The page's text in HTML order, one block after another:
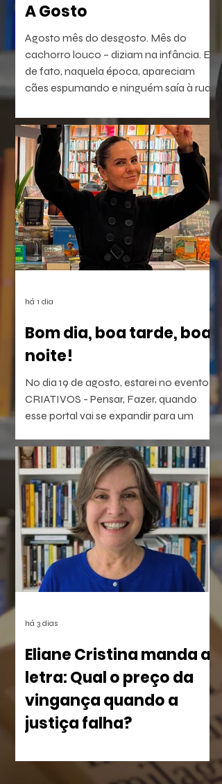
A Gosto
Agosto mês do desgosto. Mês do
cachorro louco – diziam na infância. E
de fato, naquela época, apareciam
cães espumando e ninguém saía à rua.
homem e em bicho. Ou dava. Muitos
têm raiva, ódio, medo. Porém não
dependem do mês em curso.
Bom dia, boa tarde, boa
noite!
No dia 19 de agosto, estarei no evento
CRIATIVOS - Pensar, Fazer, quando
esse portal vai se expandir para um
O evento será híbrido, no Colégio
Brasileiro de Altos Estudos (CBAE /
UFRJ), das 15:30 às 18;00. Os links
estarão disponíveis em breve aqui e nas
redes.
há 1 dia
Eliane Cristina manda a
letra: Qual o preço da
vingança quando a
justiça falha?
imperdoável, Eliane Cristina, mostra
há 3 dias